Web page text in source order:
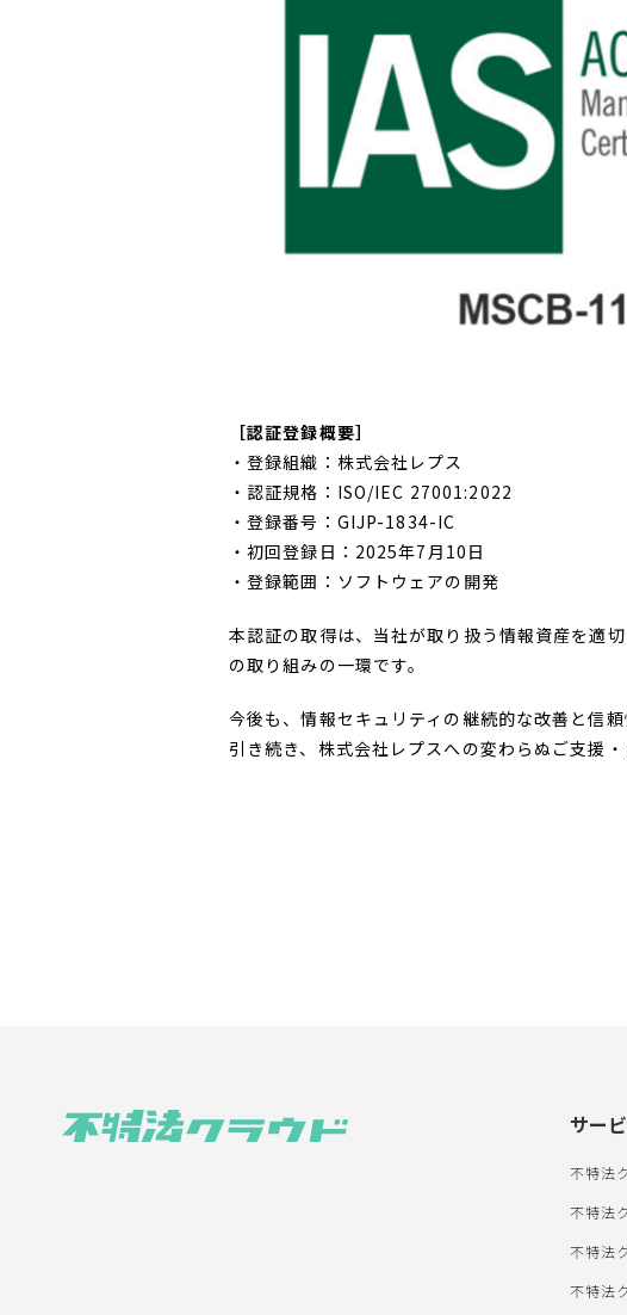
［認証登録概要］
・登録組織：株式会社レプス
・認証規格：ISO/IEC 27001:2022
・登録番号：GIJP-1834-IC
・初回登録日：2025年7月10日
・登録範囲：ソフトウェアの開発
本認証の取得は、当社が取り扱う情報資産を適
の取り組みの一環です。
今後も、情報セキュリティの継続的な改善と信頼
引き続き、株式会社レプスへの変わらぬご支援
サー
不特法
不特法
不特法
不特法